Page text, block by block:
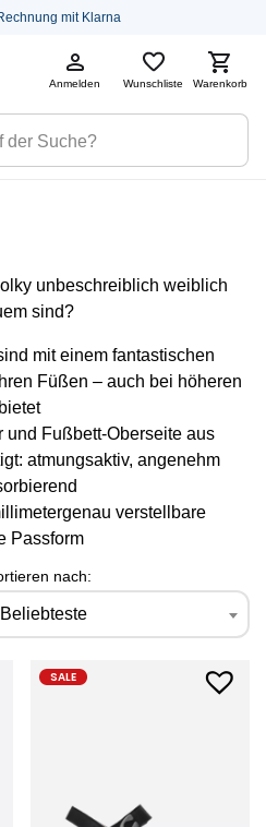
mit Klarna
Anmelden Wunschliste Warenkorb
unbeschreiblich weiblich
sind?
mit einem fantastischen
Füßen – auch bei höheren
und Fußbett-Oberseite aus
atmungsaktiv, angenehm
verstellbare
Passform
nach:
Beliebteste
SALE